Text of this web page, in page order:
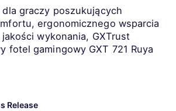
graczy poszukujących
ergonomicznego wsparcia
wykonania, GXTrust
fotel gamingowy GXT 721 Ruya
Release